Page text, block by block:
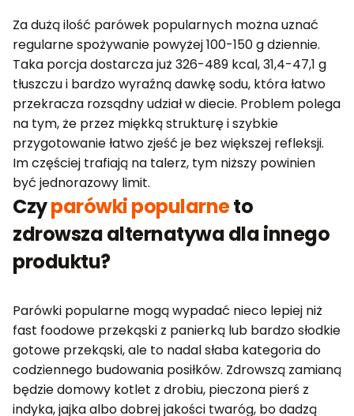
Za dużą ilość parówek popularnych można uznać
regularne spożywanie powyżej 100-150 g dziennie.
Taka porcja dostarcza już 326-489 kcal, 31,4-47,1 g
tłuszczu i bardzo wyraźną dawkę sodu, która łatwo
przekracza rozsądny udział w diecie. Problem polega
na tym, że przez miękką strukturę i szybkie
przygotowanie łatwo zjeść je bez większej refleksji.
Im częściej trafiają na talerz, tym niższy powinien
być jednorazowy limit.
Czyparówki popularneto
zdrowsza alternatywa dla innego
produktu?
Parówki popularne mogą wypadać nieco lepiej niż
fast foodowe przekąski z panierką lub bardzo słodkie
gotowe przekąski, ale to nadal słaba kategoria do
codziennego budowania posiłków. Zdrowszą zamianą
będzie domowy kotlet z drobiu, pieczona pierś z
indyka, jajka albo dobrej jakości twaróg, bo dadzą